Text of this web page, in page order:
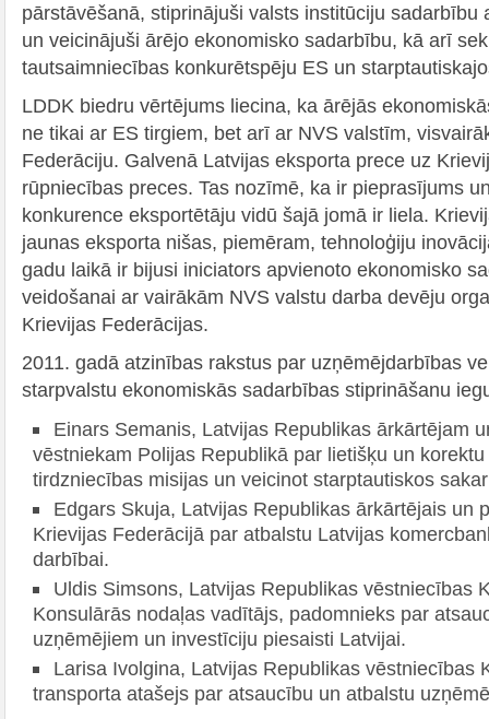
pārstāvēšanā, stiprinājuši valsts institūciju sadarbību
un veicinājuši ārējo ekonomisko sadarbību, kā arī
tautsaimniecības konkurētspēju ES un
LDDK biedru vērtējums liecina, ka ārējās
ne tikai ar ES tirgiem, bet arī ar NVS valstīm,
Federāciju. Galvenā Latvijas eksporta prece uz
rūpniecības preces. Tas nozīmē, ka ir pieprasījums
konkurence eksportētāju vidū šajā jomā ir liela.
jaunas eksporta nišas, piemēram, tehnoloģiju
gadu laikā ir bijusi iniciators apvienoto ekonomisko
veidošanai ar vairākām NVS valstu darba devēju
Krievijas Federācijas.
2011. gadā atzinības rakstus par uzņēmējdarbības
starpvalstu ekonomiskās sadarbības stiprināšanu
Einars Semanis, Latvijas Republikas ārkārtējam
vēstniekam Polijas Republikā par lietišķu un
tirdzniecības misijas un veicinot starptautiskos
Edgars Skuja, Latvijas Republikas ārkārtējais un
Krievijas Federācijā par atbalstu Latvijas
darbībai.
Uldis Simsons, Latvijas Republikas vēstniecības
Konsulārās nodaļas vadītājs, padomnieks par
uzņēmējiem un investīciju piesaisti Latvijai.
Larisa Ivolgina, Latvijas Republikas vēstniecības
transporta atašejs par atsaucību un atbalstu